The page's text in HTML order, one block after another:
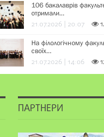
106 бакалаврів
отримали…
21.07.2026 | 20:07
На філологічному
своїх…
21.07.2026 | 14:06
ПАРТНЕРИ